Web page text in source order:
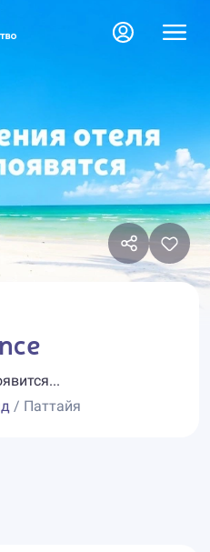
/ Паттайя